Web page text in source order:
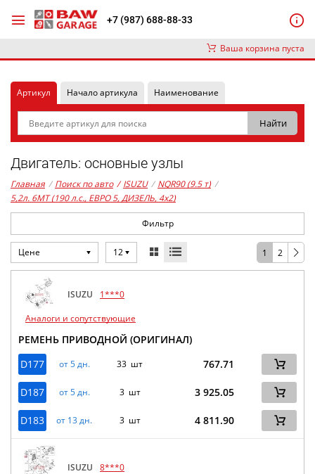
+7 (987) 688-88-33
Ваша корзина пуста
Артикул Начало артикула Наименование
Двигатель: основные узлы
Главная / Поиск по авто / ISUZU / NQR90 (9.5 т) /
5,2л. 6MT (190 л.с., ЕВРО 5, ДИЗЕЛЬ, 4x2)
Фильтр
Цене 12 1 2
ISUZU 1***0
Аналоги и сопутствующие
РЕМЕНЬ ПРИВОДНОЙ (ОРИГИНАЛ)
D177
от 5 дн. 33 шт 767.71
D187 от 5 дн. 3 шт 3 925.05
D183 от 13 дн. 3 шт 4 811.90
ISUZU 8***0